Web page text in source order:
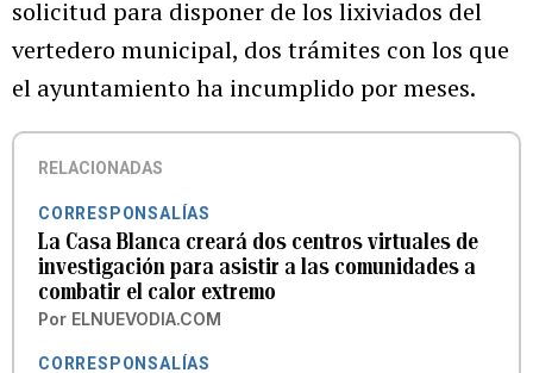
solicitud para disponer de los lixiviados del
vertedero municipal, dos trámites con los que
el ayuntamiento ha incumplido por meses.
RELACIONADAS
CORRESPONSALÍAS
La Casa Blanca creará dos centros virtuales de
investigación para asistir a las comunidades a
combatir el calor extremo
Por ELNUEVODIA.COM
CORRESPONSALÍAS